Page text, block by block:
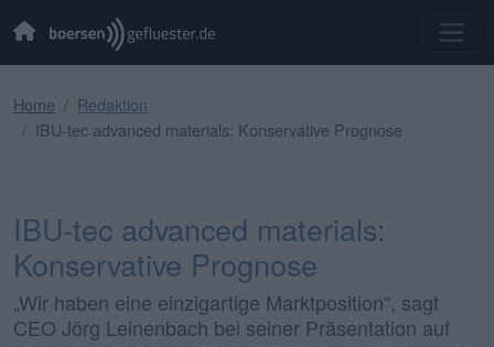
Home
Redaktion
IBU-tec advanced materials: Konservative Prognose
IBU-tec advanced materials:
Konservative Prognose
„Wir haben eine einzigartige Marktposition“, sagt
CEO Jörg Leinenbach bei seiner Präsentation auf